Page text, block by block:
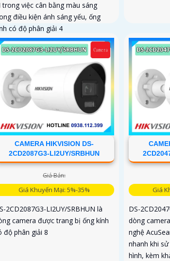
trong việc cân bằng màu sáng
điều kiện ánh sáng yếu, ống
có độ phân giải 4
CAMERA HIKVISION DS-
2CD2087G3-LI2UY/SRBHUN
Giá Bán:
Giá Khuyến Mại: 5%-35%
2CD2087G3-LI2UY/SRBHUN là
camera được trang bị ống kính
độ phân giải 8
Giá
DS-
dòng
nghệ
nhanh khi
hình, kèm